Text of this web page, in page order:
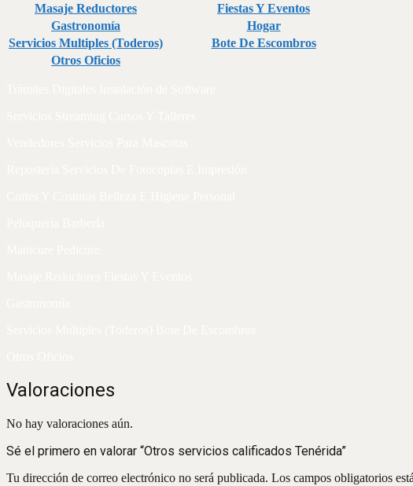
Masaje Reductores
Fiestas Y Eventos
Gastronomía
Hogar
Servicios Multiples (Toderos)
Bote De Escombros
Otros Oficios
Valoraciones
No hay valoraciones aún.
Sé el primero en valorar “Otros servicios calificados Tenérida”
Tu dirección de correo electrónico no será publicada. Los campos obligatorios